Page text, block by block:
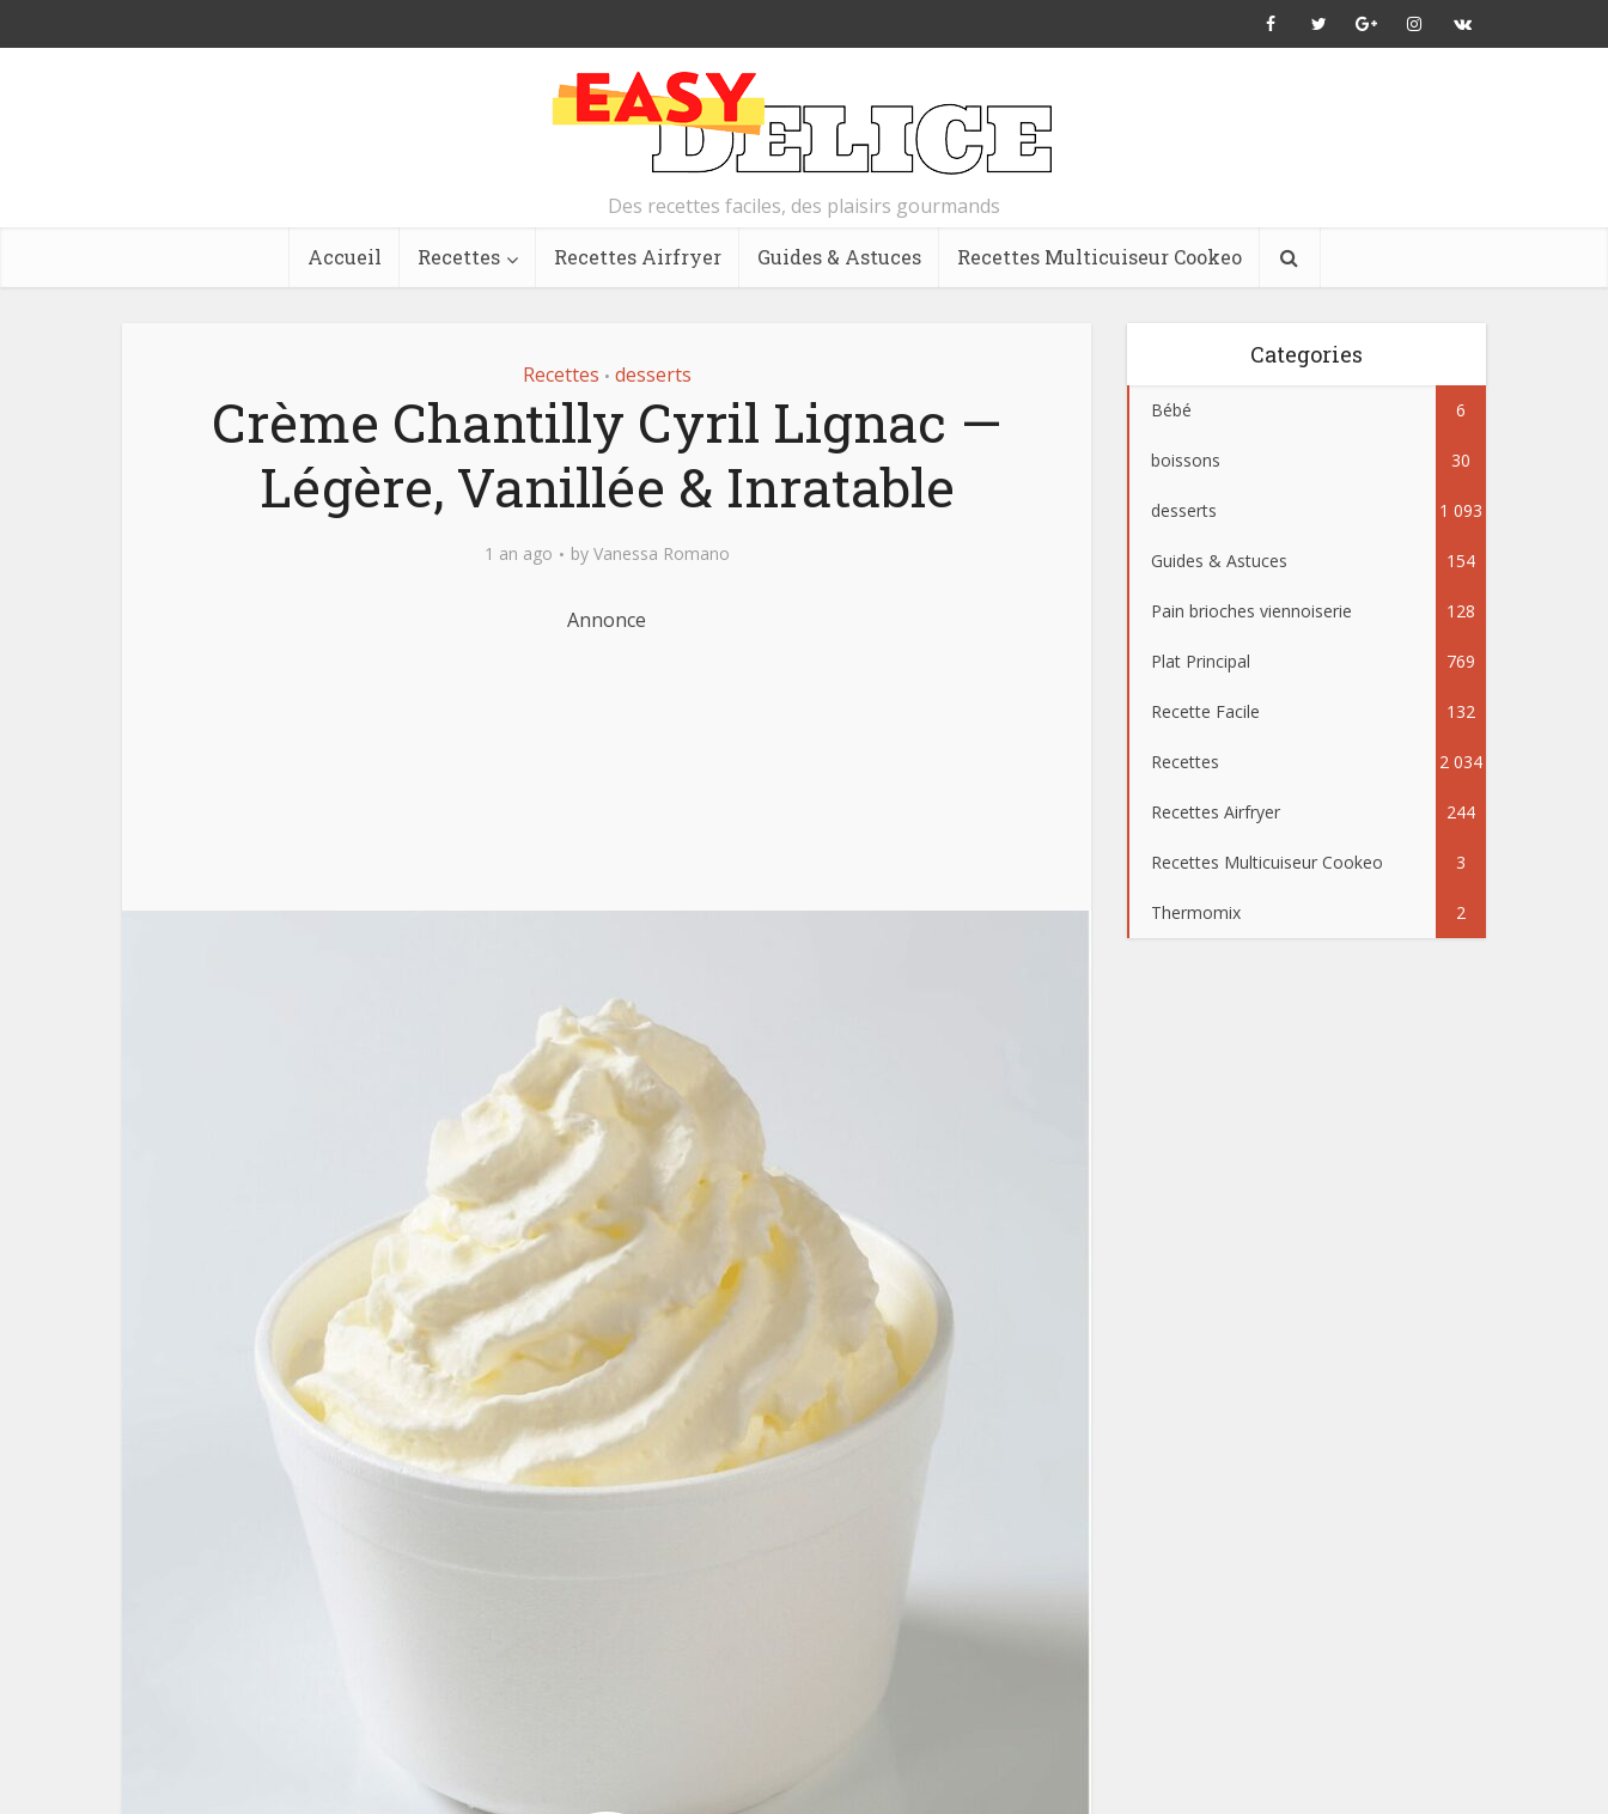
Des recettes faciles, des plaisirs gourmands
Accueil Recettes Recettes Airfryer Guides & Astuces Recettes Multicuiseur Cookeo
Recettes • desserts
Crème Chantilly Cyril Lignac —
Légère, Vanillée & Inratable
1 an ago by Vanessa Romano
Annonce
Categories
Bébé 6
boissons 30
desserts 1 093
Guides & Astuces 154
Pain brioches viennoiserie 128
Plat Principal 769
Recette Facile 132
Recettes 2 034
Recettes Airfryer 244
Recettes Multicuiseur Cookeo 3
Thermomix 2